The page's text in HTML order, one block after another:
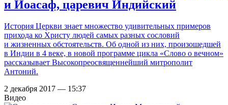
и Иоасаф, царевич Индийский
История Церкви знает множество удивительных примеров
прихода ко Христу людей самых разных сословий
и жизненных обстоятельств. Об одной из них, произошедшей
в Индии в 4 веке, в новой программе цикла «Слово о вечном»
рассказывает Высокопреосвященнейший митрополит
Антоний.
2 декабря 2017 — 15:37
Видео